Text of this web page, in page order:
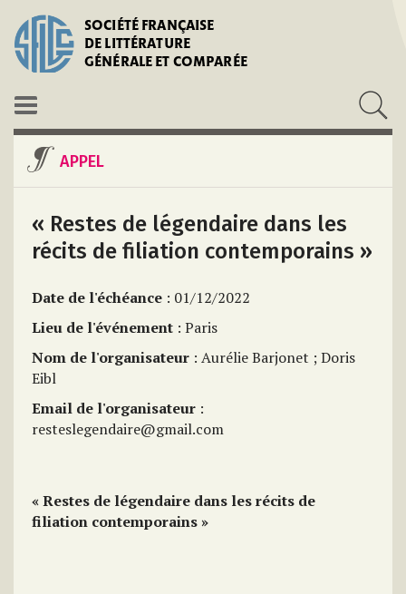
SOCIÉTÉ FRANÇAISE
DE LITTÉRATURE
GÉNÉRALE ET COMPARÉE
APPEL
« Restes de légendaire dans les
récits de filiation contemporains »
Date de l'échéance : 01/12/2022
Lieu de l'événement : Paris
Nom de l'organisateur : Aurélie Barjonet ; Doris
Eibl
Email de l'organisateur :
resteslegendaire@gmail.com
« Restes de légendaire dans les récits de
filiation contemporains »